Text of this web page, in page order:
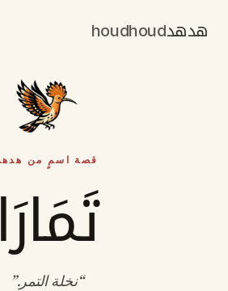
هدهدhoudhoud
قصة اسمٍ من
تَمَارَا
“نخلة التمر.”